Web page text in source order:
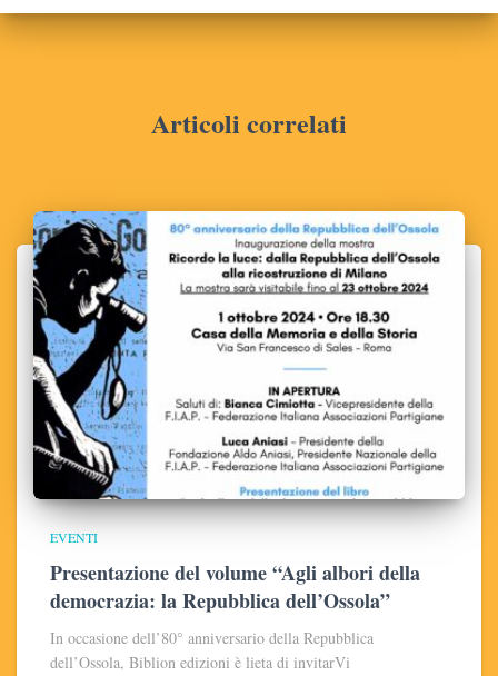
Articoli correlati
EVENTI
Presentazione del volume “Agli albori della
democrazia: la Repubblica dell’Ossola”
In occasione dell’80° anniversario della Repubblica
dell’Ossola, Biblion edizioni è lieta di invitarVi